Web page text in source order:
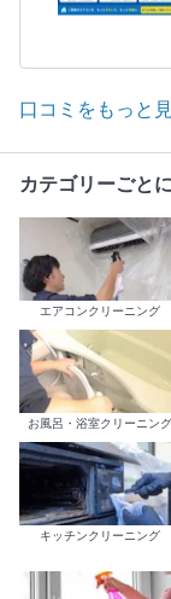
口コミをもっと
カテゴリーごと
エアコンクリーニング
お風呂・浴室クリーニング
キッチンクリーニング